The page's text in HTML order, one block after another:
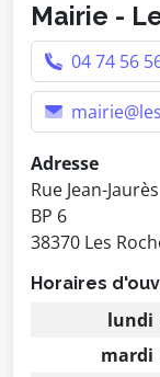
Mairie -
04 74 56
Adresse
Rue Jean-Jaurès
BP 6
38370 Les
Horaires
lundi
mardi